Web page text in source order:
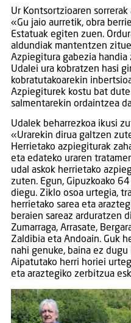
Ur Kontsortzioaren
«Gu jaio aurretik, obra
Estatuak egiten zuen.
aldundiak mantentzen
Azpiegitura gabezia
Udalei ura kobratzen hasi
kobratutakoarekin
Azpiegiturek kostu bat
salmentarekin ordaintzea
Udalek beharrezkoa ikusi
«Urarekin dirua galtzen
Herrietako azpiegiturak
eta edateko uraren
udal askok herrietako
zuten. Egun, Gipuzkoako
diegu. Ziklo osoa urtegia,
herrietako sarea eta
beraien sareaz arduratzen
Zumarraga, Arrasate,
Zaldibia eta Andoain. Guk
nahi genuke, baina ez
Aipatutako herri horiei
eta araztegiko zerbitzua